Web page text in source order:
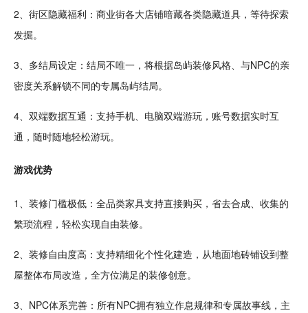
2、街区隐藏福利 ： 商业街各大店铺暗藏各类隐藏道具，等待探索
发掘。
3、多结局设定：结局不唯一，将根据岛屿装修风格、与NPC的亲
密度关系解锁不同的专属岛屿结局。
4、双端数据互通 ：支持手机、电脑双端游玩，账号数据实时互
通， 随时随地轻松游玩。
游戏优势
1、装修门槛极低：全品类家具支持直接购买，省去合成、 收集的
繁琐流程，轻松实现自由装修。
2、装修自由度高：支持精细化个性化建造 ，从地面地砖铺设到整
屋整体布局改造，全方位满足的装修创意。
3、NPC体系完善：所有NPC拥有独立作息规律和专属故事线，主